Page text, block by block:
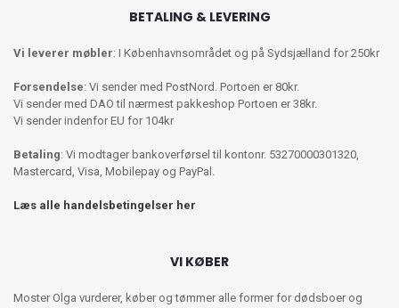
BETALING & LEVERING
Vi leverer møbler: I Københavnsområdet og på Sydsjælland for 250kr
Forsendelse: Vi sender med PostNord. Portoen er 80kr.
Vi sender med DAO til nærmest pakkeshop Portoen er 38kr.
Vi sender indenfor EU for 104kr
Betaling: Vi modtager bankoverførsel til kontonr. 53270000301320,
Mastercard, Visa, Mobilepay og PayPal.
Læs alle handelsbetingelser her
VI KØBER
Moster Olga vurderer, køber og tømmer alle former for dødsboer og